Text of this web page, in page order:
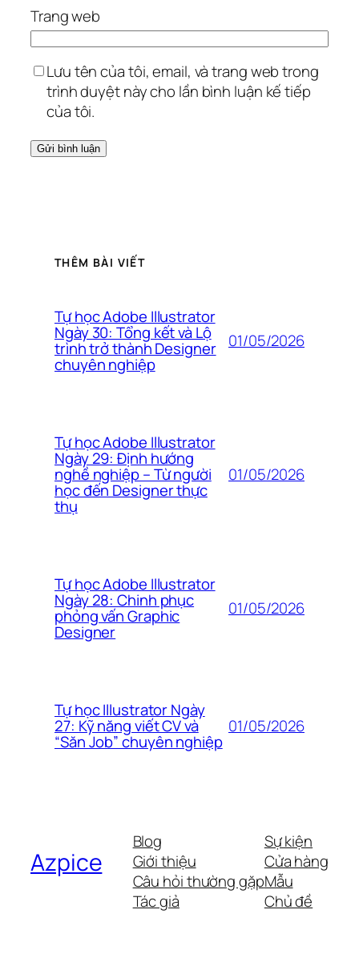
Trang web
Lưu tên của tôi, email, và trang web trong
trình duyệt này cho lần bình luận kế tiếp
của tôi.
THÊM BÀI VIẾT
Tự học Adobe Illustrator
Ngày 30: Tổng kết và Lộ
trình trở thành Designer
chuyên nghiệp
01/05/2026
Tự học Adobe Illustrator
Ngày 29: Định hướng
nghề nghiệp – Từ người
học đến Designer thực
thụ
01/05/2026
Tự học Adobe Illustrator
Ngày 28: Chinh phục
phỏng vấn Graphic
Designer
01/05/2026
Tự học Illustrator Ngày
27: Kỹ năng viết CV và
“Săn Job” chuyên nghiệp
01/05/2026
Azpice
Blog
Giới thiệu
Câu hỏi thường gặp
Tác giả
Sự kiện
Cửa hàng
Mẫu
Chủ đề